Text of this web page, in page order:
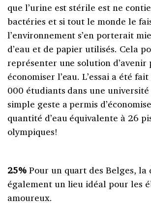
que l’urine est stérile est ne
bactéries et si tout le monde le
l’environnement s’en porterait
d’eau et de papier utilisés. Cela
représenter une solution d’avenir
économiser l’eau. L’essai a été
000 étudiants dans une
simple geste a permis
quantité d’eau équivalente à 26
olympiques!
25%Pour un quart des Belges, la
également un lieu idéal pour les
amoureux.